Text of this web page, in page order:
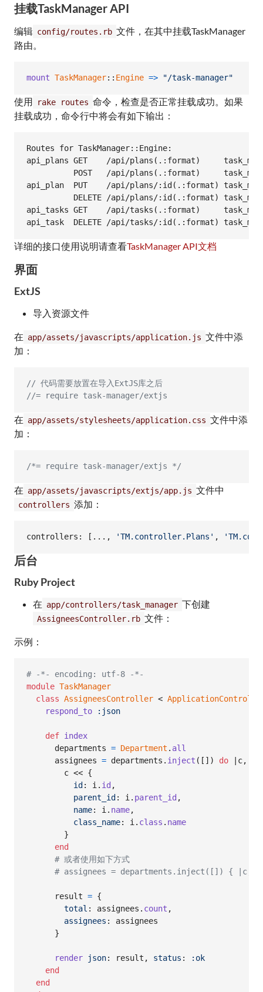
挂载TaskManager API
编辑 config/routes.rb 文件，在其中挂载TaskManager
路由。
mount TaskManager:: Engine => "/task-manager"
使用 rake routes 命令，检查是否正常挂载成功。如果
挂载成功，命令行中将会有如下输出：
Routes for TaskManager::Engine:
api_plans GET    /api/plans(.:format)
POST   /api/plans(.:format)
api_plan  PUT    /api/plans/:id(.:format)
DELETE /api/plans/:id(.:format)
api_tasks GET    /api/tasks(.:format)
详细的接口使用说明请查看TaskManager API文档
界面
ExtJS
导入资源文件
在 app/assets/javascripts/application.js 文件中添
加：
// 代码需要放置在导入ExtJS库之后
//= require task-manager/extjs
在 app/assets/stylesheets/application.css 文件中添
加：
/*= require task-manager/extjs */
在 app/assets/javascripts/extjs/app.js 文件中
controllers 添加：
controllers: [ ... , 'TM.controller.Plans' ,
后台
Ruby Project
在 app/controllers/task_manager 下创建
AssigneesController.rb 文件：
示例：
# -*- encoding: utf-8 -*-
module TaskManager
class AssigneesController <
respond_to
:json
def index
departments = Department . all
assignees = departments . inject ( [ ] ) do c,
c << {
id : i. id ,
parent_id : i. parent_id ,
name: i. name,
class_name: i. class . name
}
end
# 或者使用如下方式
# assignees = departments.inject([]) { |c,
result = {
total : assignees . count ,
assignees : assignees
}
render json: result , status :
:ok
end
end